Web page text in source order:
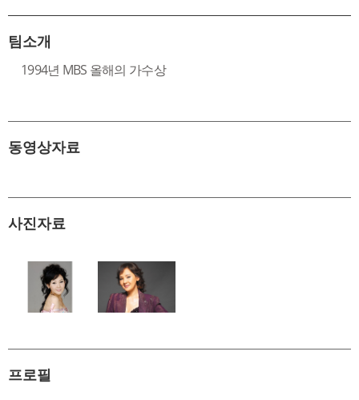
팀소개
1994년 MBS 올해의 가수상
동영상자료
사진자료
프로필